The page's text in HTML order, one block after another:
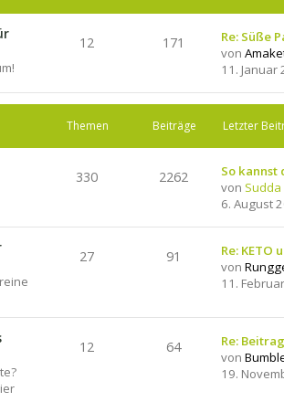
12 171
Re: Süße
von
11. Januar
Themen Beiträge Letzter
330 2262
So kannst
von
6. August
27 91
Re: KETO
von
11.
12 64
Re:
von
19.